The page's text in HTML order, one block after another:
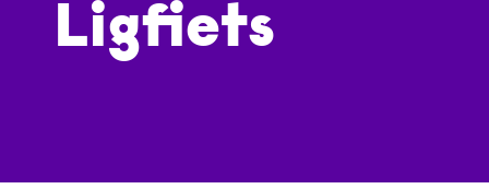
Ligfiets